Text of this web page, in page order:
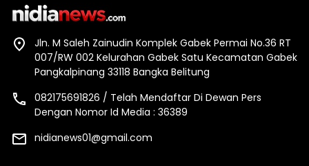
Jln. M Saleh Zainudin Komplek Gabek Permai No.36 RT
007/RW 002 Kelurahan Gabek Satu Kecamatan Gabek
Pangkalpinang 33118 Bangka Belitung
082175691826 / Telah Mendaftar Di Dewan Pers
Dengan Nomor Id Media : 36389
nidianews01@gmail.com